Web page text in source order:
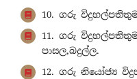
10. ගරු
11. ගරු
පාසල,බදුල්ල.
12. ගරු නියෝජ්‍ය